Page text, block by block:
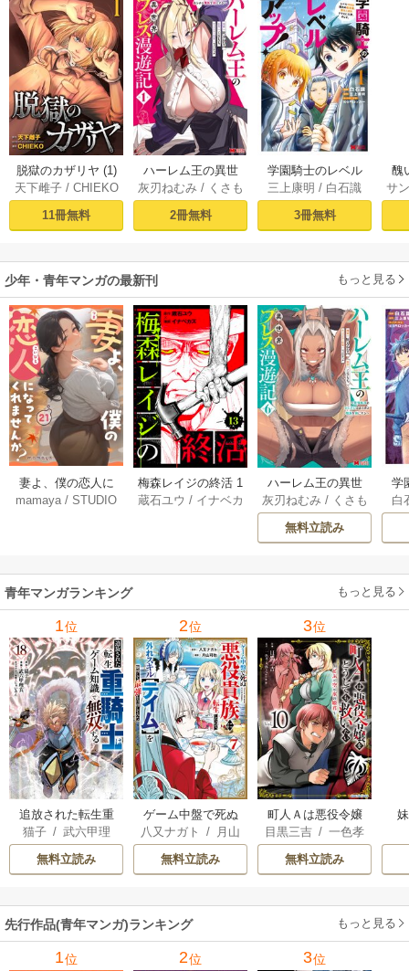
脱獄のカザリヤ (1)
天下雌子/ CHIEKO
11冊無料
ハーレム王の異世
界プレス漫遊記 ～
最強無双のおじさ
んはあらゆる種族
ミック） 1巻
灰刃ねむみ / くさも
ち
2冊無料
学園騎士のレベル
アップ！レベル100
0超えの転生者、落
ちこぼれクラスに
（コミック） ： 1
三上康明 / 白石識
3冊無料
醜
同
サ
少年・青年マンガの最新刊 もっと見る
妻よ、僕の恋人に
なってくれません
mamaya /STUDIO
梅森レイジの終活 1
3巻
蔵石ユウ / イナベカ
ハーレム王の異世
界プレス漫遊記 ～
最強無双のおじさ
んはあらゆる種族
ミック） 6巻
灰刃ねむみ / くさも
ち
無料立読み
学
ア
（
白
青年マンガランキング もっと見る
1位
追放された転生重
騎士はゲーム知識
で無双する
猫子/ 武六甲理
/じゃいあん
無料立読み
2位
ゲーム中盤で死ぬ
悪役貴族に転生し
たので、外れスキ
ル【テイム】を駆
してみた
八又ナガト / 月山
可也
無料立読み
3位
町人Ａは悪役令嬢
をどうしても救い
たい ～どぶと空
と氷の姫君～
目黒三吉 /一色孝
太郎/ Parum
無料立読み
先行作品(青年マンガ)ランキング もっと見る
1位 2位 3位